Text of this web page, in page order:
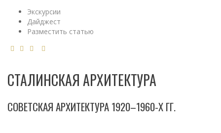
Экскурсии
Дайджест
Разместить статью
СТАЛИНСКАЯ АРХИТЕКТУРА
СОВЕТСКАЯ АРХИТЕКТУРА 1920–1960-Х ГГ.